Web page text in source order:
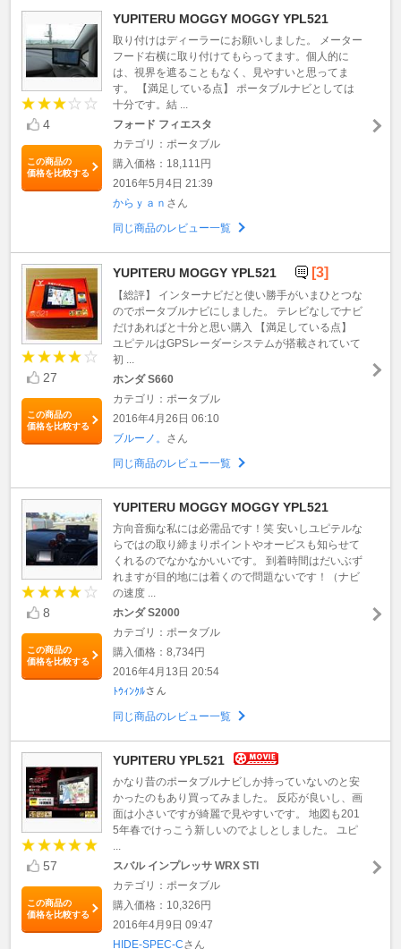
4
この商品の
価格を比較する
YUPITERU MOGGY MOGGY YPL521
取り付けはディーラーにお願いしました。 メーター
フード右横に取り付けてもらってます。個人的に
は、視界を遮ることもなく、見やすいと思ってま
す。 【満足している点】 ポータブルナビとしては
十分です。結 ...
フォード フィエスタ
カテゴリ：ポータブル
購入価格：18,111円
2016年5月4日 21:39
からｙａｎ さん
同じ商品のレビュー一覧
27
この商品の
価格を比較する
YUPITERU MOGGY YPL521 [3]
【総評】 インターナビだと使い勝手がいまひとつな
のでポータブルナビにしました。 テレビなしでナビ
だけあればと十分と思い購入 【満足している点】
ユピテルはGPSレーダーシステムが搭載されていて
初 ...
ホンダ S660
カテゴリ：ポータブル
2016年4月26日 06:10
ブルーノ。 さん
同じ商品のレビュー一覧
8
この商品の
価格を比較する
YUPITERU MOGGY MOGGY YPL521
方向音痴な私には必需品です！笑 安いしユピテルな
らではの取り締まりポイントやオービスも知らせて
くれるのでなかなかいいです。 到着時間はだいぶず
れますが目的地には着くので問題ないです！（ナビ
の速度 ...
ホンダ S2000
カテゴリ：ポータブル
購入価格：8,734円
2016年4月13日 20:54
ﾄｳｨﾝｸﾙさん
同じ商品のレビュー一覧
57
この商品の
価格を比較する
YUPITERU YPL521
かなり昔のポータブルナビしか持っていないのと安
かったのもあり買ってみました。 反応が良いし、画
面は小さいですが綺麗で見やすいです。 地図も201
5年春でけっこう新しいのでよしとしました。 ユピ
スバル インプレッサ WRX STI
カテゴリ：ポータブル
購入価格：10,326円
2016年4月9日 09:47
HIDE-SPEC-Cさん